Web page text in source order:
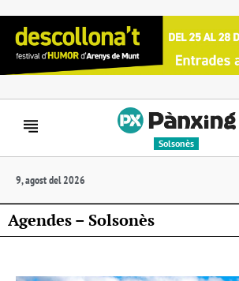
Solsonès
9, agost del 2026
Agendes – Solsonès